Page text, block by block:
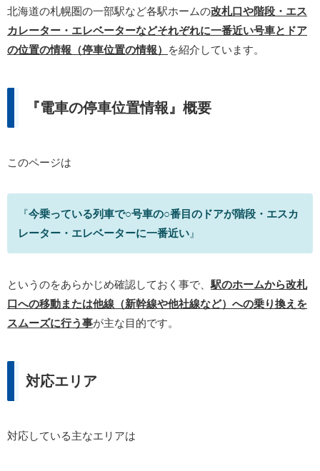
北海道の札幌圏の一部駅など各駅ホームの改札口や階段・エス
カレーター・エレベーターなどそれぞれに一番近い号車とドア
の位置の情報（停車位置の情報）
を紹介しています。
『電車の停車位置情報』概要
このページは
『今乗っている列車で○号車の○番目のドアが階段・エスカ
レーター・エレベーターに一番近い 』
というのをあらかじめ確認しておく事で、 駅のホームから改札
口への移動または他線（新幹線や他社線など）への乗り換えを
スムーズに行う事が主な目的です。
対応エリア
対応している主なエリアは